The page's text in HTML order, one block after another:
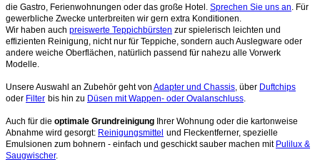
die Gastro, Ferienwohnungen oder das große Hotel. Sprechen Sie uns an . Für
gewerbliche Zwecke unterbreiten wir gern extra Konditionen.
Wir haben auch preiswerte Teppichbürsten zur spielerisch leichten und
effizienten Reinigung, nicht nur für Teppiche, sondern auch Auslegware oder
andere weiche Oberflächen, natürlich passend für nahezu alle Vorwerk
Modelle.
Unsere Auswahl an Zubehör geht von Adapter und Chassis , über Duftchips
oder Filter bis hin zu Düsen mit Wappen- oder Ovalanschluss
Auch für die optimale Grundreinigung Ihrer Wohnung oder die kartonweise
Abnahme wird gesorgt: Reinigungsmittel und Fleckentferner, spezielle
Emulsionen zum bohnern - einfach und geschickt sauber machen mit Pulilux &
Saugwischer.